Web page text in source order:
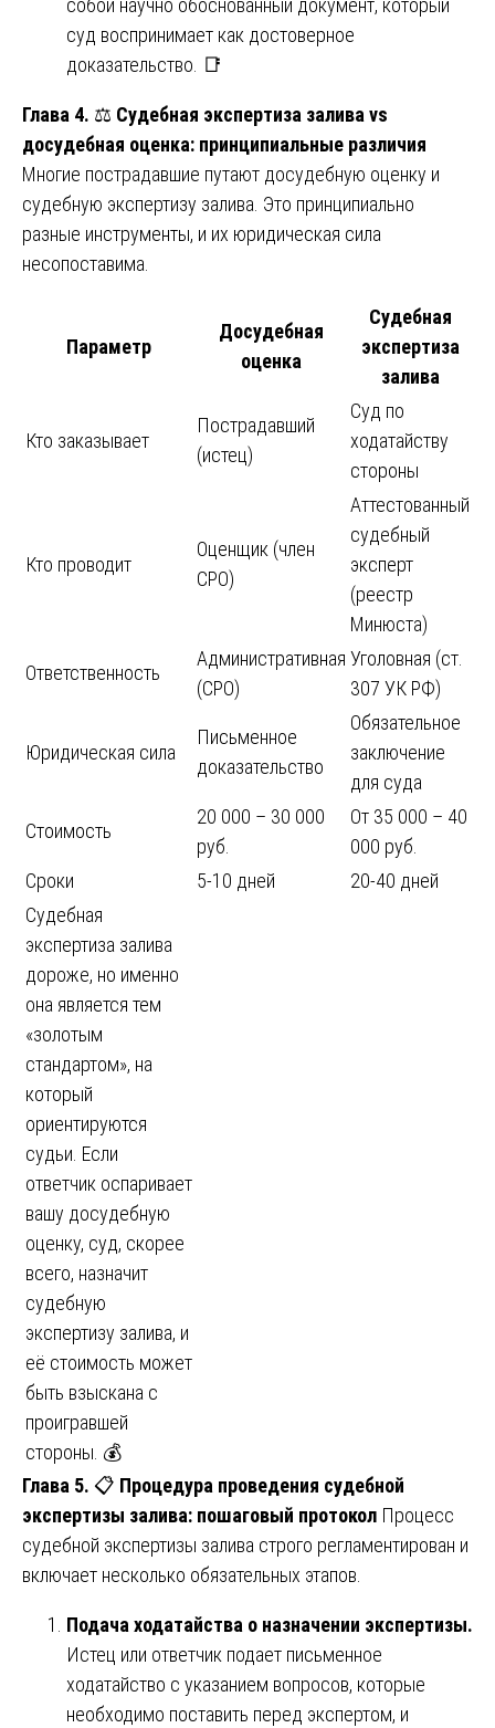
собой научно обоснованный документ, который
суд воспринимает как достоверное
доказательство. 📑
Глава 4. ⚖️ Судебная экспертиза залива vs
досудебная оценка: принципиальные различия
Многие пострадавшие путают досудебную оценку и
судебную экспертизу залива. Это принципиально
разные инструменты, и их юридическая сила
несопоставима.
Параметр
Досудебная
оценка
Судебная
экспертиза
залива
Кто заказывает
Пострадавший
(истец)
Суд по
ходатайству
стороны
Кто проводит
Оценщик (член
СРО)
Аттестованный
судебный
эксперт
(реестр
Минюста)
Ответственность
Административная
(СРО)
Уголовная (ст.
307 УК РФ)
Юридическая сила
Письменное
доказательство
Обязательное
заключение
для суда
Стоимость
20 000 – 30 000
руб.
От 35 000 – 40
000 руб.
Сроки
5-10 дней
20-40 дней
Судебная
экспертиза залива
дороже, но именно
она является тем
«золотым
стандартом», на
который
ориентируются
судьи. Если
ответчик оспаривает
вашу досудебную
оценку, суд, скорее
всего, назначит
судебную
экспертизу залива, и
её стоимость может
быть взыскана с
проигравшей
стороны. 💰
Глава 5. 📋 Процедура проведения судебной
экспертизы залива: пошаговый протокол Процесс
судебной экспертизы залива строго регламентирован и
включает несколько обязательных этапов.
Подача ходатайства о назначении экспертизы.
Истец или ответчик подает письменное
ходатайство с указанием вопросов, которые
необходимо поставить перед экспертом, и